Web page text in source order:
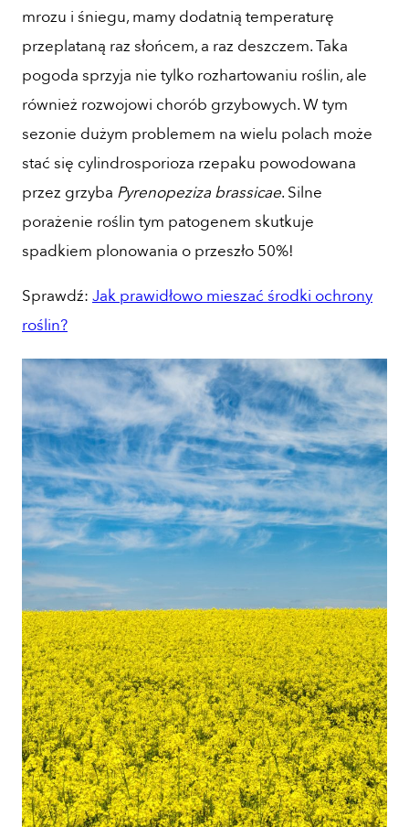
mrozu i śniegu, mamy dodatnią temperaturę
przeplataną raz słońcem, a raz deszczem. Taka
pogoda sprzyja nie tylko rozhartowaniu roślin, ale
również rozwojowi chorób grzybowych. W tym
sezonie dużym problemem na wielu polach może
stać się cylindrosporioza rzepaku powodowana
przez grzyba Pyrenopeziza brassicae. Silne
porażenie roślin tym patogenem skutkuje
spadkiem plonowania o przeszło 50%!
Sprawdź: Jak prawidłowo mieszać środki ochrony
roślin?